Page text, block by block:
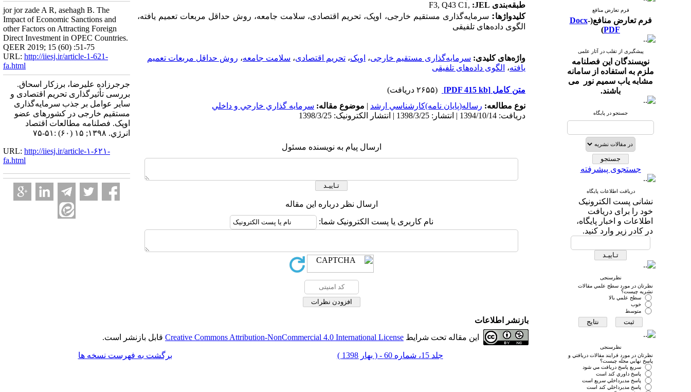
فرم تعارض منافع
فرم تعارض منافع( Docx-
PDF
)
پیشگیری از تقلب در آثار علمی
نویسندگان این فصلنامه
ملزم به استفاده از سامانه
مشابه یاب سمیم نور می
باشند.
جستجو در پایگاه
جستجوی پیشرفته
دریافت اطلاعات پایگاه
نشانی پست الکترونیک
خود را برای دریافت
اطلاعات و اخبار پایگاه،
در کادر زیر وارد کنید.
نظرسنجی
نظرتان در مورد سطح علمي مقالات
نشريه چيست؟
سطح علمي بالا
خوب
متوسط
نظرسنجی
نظرتان در مورد فرايند مقالات دريافتي و
پاسخ نهايي مجله چيست؟
سريع پاسخ دريافت مي شود
پاسخ داوري كند است
پاسخ مديرداخلي سريع است
پاسخ مديرداخلي كند است
طبقه‌بندی JEL
:
C1,
F3, Q43
کلیدواژ‌‏ها: سرمایه‌گذاری مستقیم خارجی، اوپک، تحریم اقتصادی، سلامت جامعه، روش حداقل مربعات تعمیم یافته،
الگوی داده‌های تلفیقی
واژه‌های کلیدی: سرمایه‌گذاری مستقیم خارجی، اوپک، تحریم اقتصادی، سلامت جامعه، روش حداقل مربعات تعمیم
یافته، الگوی داده‌های تلفیقی
متن کامل [PDF 415 kb]
(۲۶۵۵ دریافت)
نوع مطالعه: رساله(پايان نامه)كارشناسي ارشد | موضوع مقاله: سرمايه گذاري خارجي و داخلي
دریافت: 1394/10/14 | انتشار: 1398/3/25 | انتشار الکترونیک: 1398/3/25
ارسال پیام به نویسنده مسئول
ارسال نظر درباره این مقاله
نام کاربری یا پست الکترونیک شما:
jor jor zade A R, asehagh B. The
Impact of Economic Sanctions and
other Factors on Attracting Foreign
Direct Investment in OPEC Countries.
QEER 2019; 15 (60) :51-75
URL: http://iiesj.ir/article-1-621-
fa.html
جرجرزاده علیرضا، برزکار اسحاق.
بررسی تأثیرگذاری تحریم اقتصادی و
سایر عوامل بر جذب سرمایه‌گذاری
مستقیم خارجی در کشورهای عضو
اوپک. فصلنامه مطالعات اقتصاد
انرژي. ۱۳۹۸; ۱۵ (۶۰) :۵۱-۷۵
URL: http://iiesj.ir/article-۱-۶۲۱-
fa.html
بازنشر اطلاعات
این مقاله تحت شرایط Creative Commons Attribution-NonCommercial 4.0 International License قابل بازنشر است.
جلد 15، شماره 60 - ( بهار 1398 ) برگشت به فهرست نسخه ها